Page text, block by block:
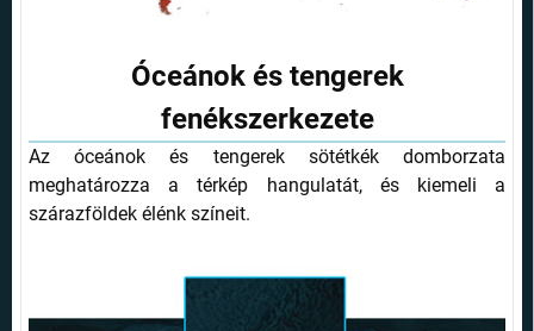
Óceánok és tengerek
fenékszerkezete
Az óceánok és tengerek sötétkék domborzata
meghatározza a térkép hangulatát, és kiemeli a
szárazföldek élénk színeit.